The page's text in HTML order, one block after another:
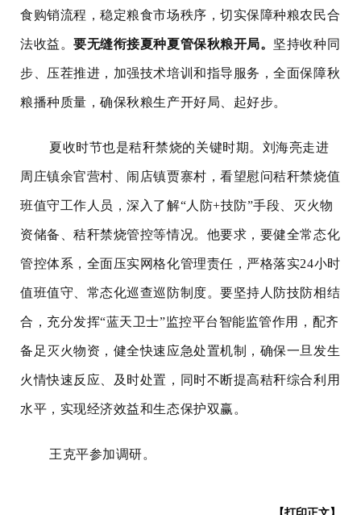
食购销流程，稳定粮食市场秩序，切实保障种粮农民合
法收益。要无缝衔接夏种夏管保秋粮开局。 坚持收种同
步、压茬推进，加强技术培训和指导服务，全面保障秋
粮播种质量，确保秋粮生产开好局、起好步。
夏收时节也是秸秆禁烧的关键时期。刘海亮走进
周庄镇余官营村、闹店镇贾寨村，看望慰问秸秆禁烧值
班值守工作人员，深入了解“人防+技防”手段、灭火物
资储备、秸秆禁烧管控等情况。他要求，要健全常态化
管控体系，全面压实网格化管理责任，严格落实24小时
值班值守、常态化巡查巡防制度。要坚持人防技防相结
合，充分发挥“蓝天卫士”监控平台智能监管作用，配齐
备足灭火物资，健全快速应急处置机制，确保一旦发生
火情快速反应、及时处置，同时不断提高秸秆综合利用
水平，实现经济效益和生态保护双赢。
王克平参加调研。